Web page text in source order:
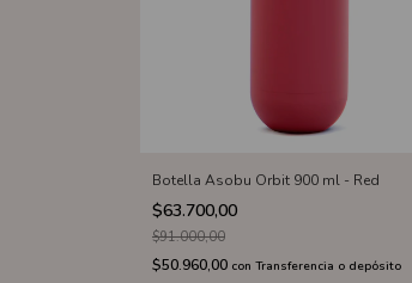
Botella Asobu Orbit 900 ml - Red
$63.700,00
$91.000,00
$50.960,00 con Transferencia o depósito